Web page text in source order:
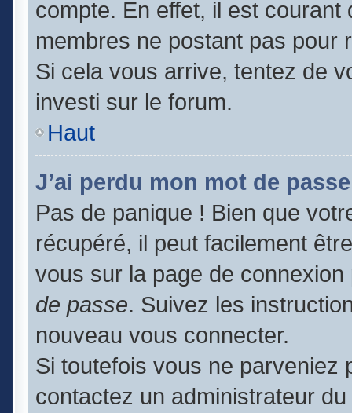
compte. En effet, il est
membres ne postant pas pour
Si cela vous arrive, tentez de
investi sur le forum.
Haut
J’ai perdu mon mot de
Pas de panique ! Bien que
récupéré, il peut facilement
vous sur la page de
de passe. Suivez les
nouveau vous connecter.
Si toutefois vous ne parveniez
contactez un administrateur